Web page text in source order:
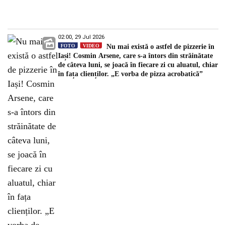
02:00, 29 Jul 2026
FOTO VIDEO
Nu mai există o astfel de pizzerie în
Iași! Cosmin Arsene, care s-a întors din străinătate
de câteva luni, se joacă în fiecare zi cu aluatul, chiar
în fața clienților. „E vorba de pizza acrobatică”